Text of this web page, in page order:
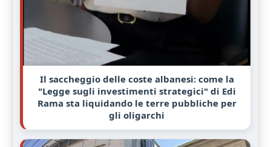
Il saccheggio delle coste albanesi: come la
"Legge sugli investimenti strategici" di Edi
Rama sta liquidando le terre pubbliche per
gli oligarchi